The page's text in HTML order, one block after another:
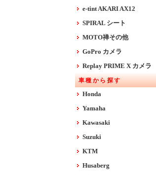
e-tint AKARI AX12
SPIRAL シート
MOTO禅その他
GoPro カメラ
Replay PRIME X カメラ
車種から探す
Honda
Yamaha
Kawasaki
Suzuki
KTM
Husaberg